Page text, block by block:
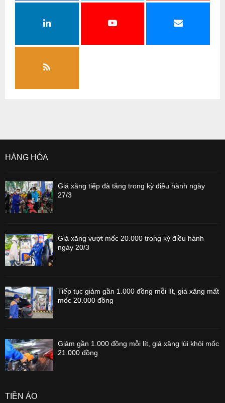
HÀNG HÓA
Giá xăng tiếp đà tăng trong kỳ điều hành ngày
27/3
Giá xăng vượt mốc 20.000 trong kỳ điều hành
ngày 20/3
Tiếp tục giảm gần 1.000 đồng mỗi lít, giá xăng mất
mốc 20.000 đồng
Giảm gần 1.000 đồng mỗi lít, giá xăng lùi khỏi mốc
21.000 đồng
TIỀN ẢO